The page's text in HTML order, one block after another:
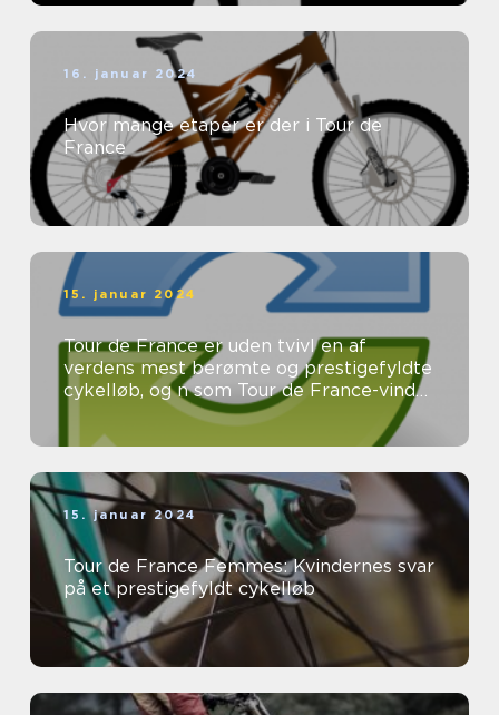
16. januar 2024
Hvor mange etaper er der i Tour de
France
15. januar 2024
Tour de France er uden tvivl en af
verdens mest berømte og prestigefyldte
cykelløb, og n som Tour de France-vinder
er eftertragtet og æret af ryttere ...
15. januar 2024
Tour de France Femmes: Kvindernes svar
på et prestigefyldt cykelløb